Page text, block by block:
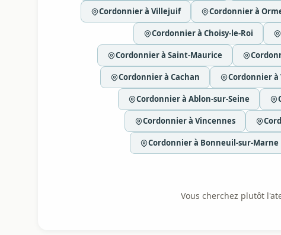
Cordonnier à Villejuif Cordonnier à
Cordonnier à Choisy-le-Roi
Cordonnier à Saint-Maurice
Cordonnier à Cachan Cordonnier à
Cordonnier à Ablon-sur-Seine
Cordonnier à Vincennes
Cordonnier à Bonneuil-sur-Marne
Vous cherchez plutôt